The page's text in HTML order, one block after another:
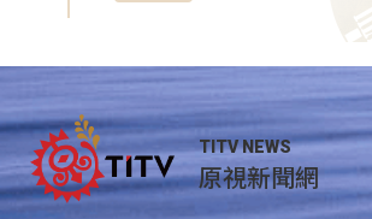
TITV NEWS
原視新聞網